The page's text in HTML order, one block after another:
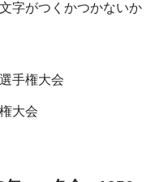
文字がつくかつかないか
手権大会
大会